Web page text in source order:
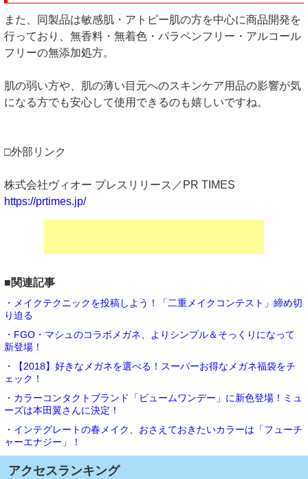
また、同製品は敏感肌・アトピー肌の方を中心に商品開発を
行っており、無香料・無着色・パラペンフリー・アルコール
フリーの無添加処方。
肌の弱い方や、肌の薄い目元へのスキンケア用品の影響が気
になる方でも安心して使用できるのも嬉しいですね。
□外部リンク
株式会社ヴィオー プレスリリース／PR TIMES
https://prtimes.jp/
■関連記事
・メイクテクニックを投稿しよう！「二重メイクコンテスト」締め切
り迫る
・FGO・マシュのコラボメガネ、よりシンプル＆そっくりになって
新登場！
・【2018】好きなメガネを選べる！スーパーお得なメガネ福袋をチ
ェック！
・カラーコンタクトブランド「ビュームワンデー」に新色登場！ミュ
ーズは本田翼さんに決定！
・インテグレートの春メイク、おさえておきたいカラーは「フューチ
ャーエナジー」！
アクセスランキング